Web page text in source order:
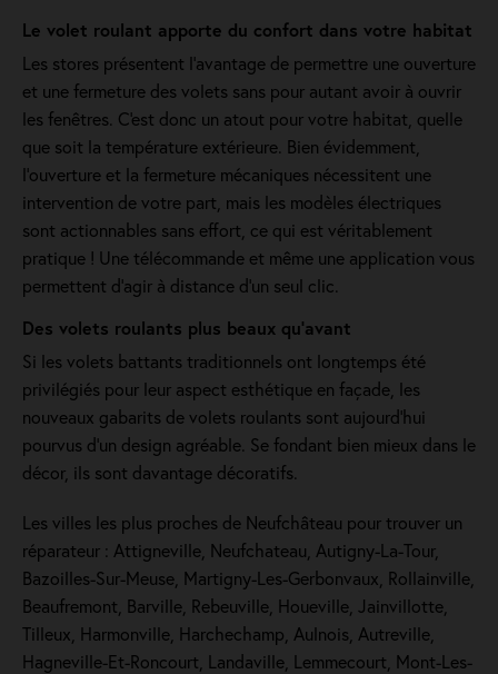
Le volet roulant apporte du confort dans votre habitat
Les stores présentent l'avantage de permettre une ouverture
et une fermeture des volets sans pour autant avoir à ouvrir
les fenêtres. C'est donc un atout pour votre habitat, quelle
que soit la température extérieure. Bien évidemment,
l’ouverture et la fermeture mécaniques nécessitent une
intervention de votre part, mais les modèles électriques
sont actionnables sans effort, ce qui est véritablement
pratique ! Une télécommande et même une application vous
permettent d'agir à distance d'un seul clic.
Des volets roulants plus beaux qu'avant
Si les volets battants traditionnels ont longtemps été
privilégiés pour leur aspect esthétique en façade, les
nouveaux gabarits de volets roulants sont aujourd'hui
pourvus d'un design agréable. Se fondant bien mieux dans le
décor, ils sont davantage décoratifs.
Les villes les plus proches de Neufchâteau pour trouver un
réparateur : Attigneville, Neufchateau, Autigny-La-Tour,
Bazoilles-Sur-Meuse, Martigny-Les-Gerbonvaux, Rollainville,
Beaufremont, Barville, Rebeuville, Houeville, Jainvillotte,
Tilleux, Harmonville, Harchechamp, Aulnois, Autreville,
Hagneville-Et-Roncourt, Landaville, Lemmecourt, Mont-Les-